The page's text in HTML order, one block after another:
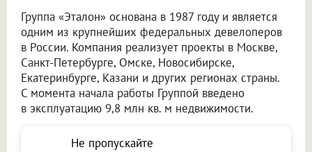
Группа «Эталон» основана в 1987 году и является
одним из крупнейших федеральных девелоперов
в России. Компания реализует проекты в Москве,
Санкт-Петербурге, Омске, Новосибирске,
Екатеринбурге, Казани и других регионах страны.
С момента начала работы Группой введено
в эксплуатацию 9,8 млн кв. м недвижимости.
Не пропускайте